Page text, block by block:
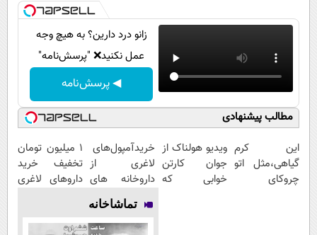
زانو درد دارین؟ به هیچ وجه
عمل نکنید❌ "پرسش‌نامه"
◀ پرسش‌نامه
مطالب پیشنهادی
این کرم
گیاهی،مثل اتو
چروکای
ویدیو هولناک از
جوان کارتن
خوابی که
خریدآمپول‌های
لاغری از
داروخانه های
اطرافت، ارسال
فوری همراه با
پک یخ!
1 میلیون تومان
تخفیف خرید
داروهای لاغری
یخ!
تماشاخانه